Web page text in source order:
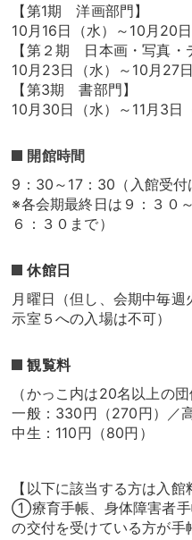
【第1期 洋画部門】
10月16日（水）～10月20日
【第２期 日本画・写真・
10月23日（水）～10月27日
【第3期 書部門】
10月30日（水）～11月3日
開館時間
9：30～17：30（入館受付
※各会期最終日は９：３０
６：３０まで）
休館日
月曜日（但し、会期中毎
示室５への入場は不可）
観覧料
（かっこ内は20名以上の団
一般：330円（270円）／
中生：110円（80円）
【以下に該当する方は入館
①療育手帳、身体障害者手
の交付を受けている方が手